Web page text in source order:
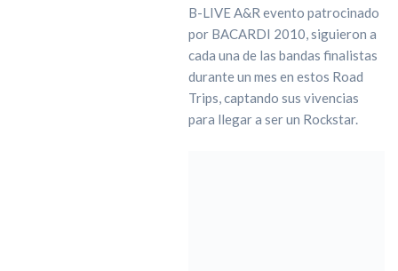
B-LIVE A&R evento patrocinado
por BACARDI 2010, siguieron a
cada una de las bandas finalistas
durante un mes en estos Road
Trips, captando sus vivencias
para llegar a ser un Rockstar.